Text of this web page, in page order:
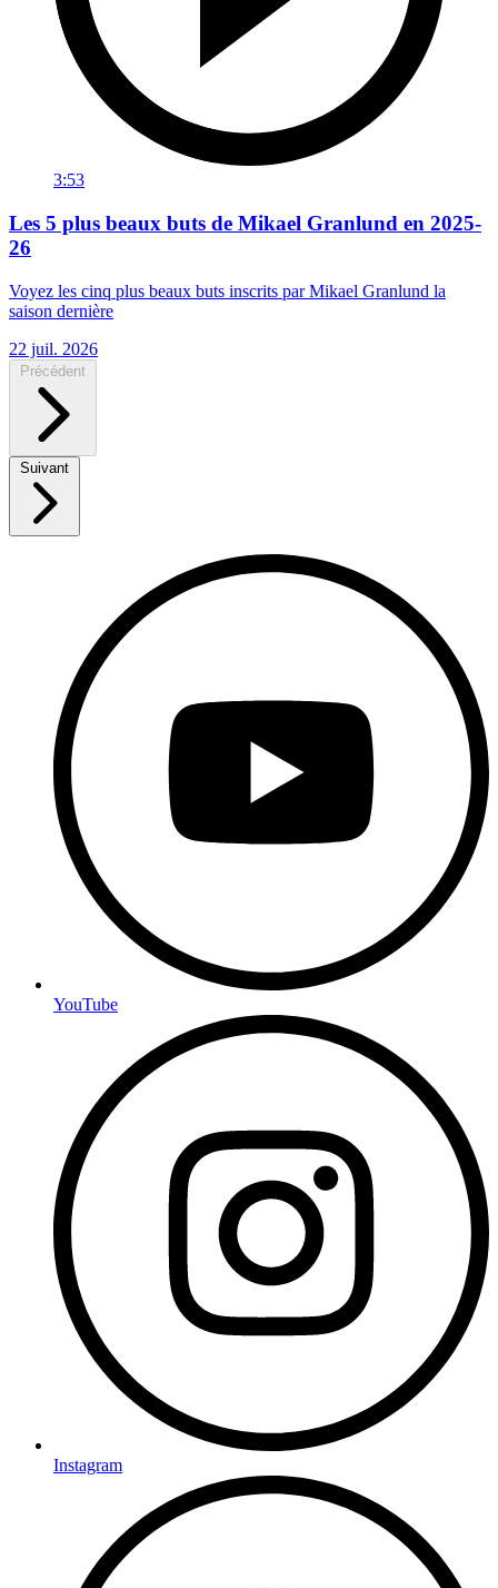
3:53
Les 5 plus beaux buts de Mikael Granlund en 2025-
26
Voyez les cinq plus beaux buts inscrits par Mikael Granlund la
saison dernière
22 juil. 2026
Précédent
Suivant
YouTube
Instagram